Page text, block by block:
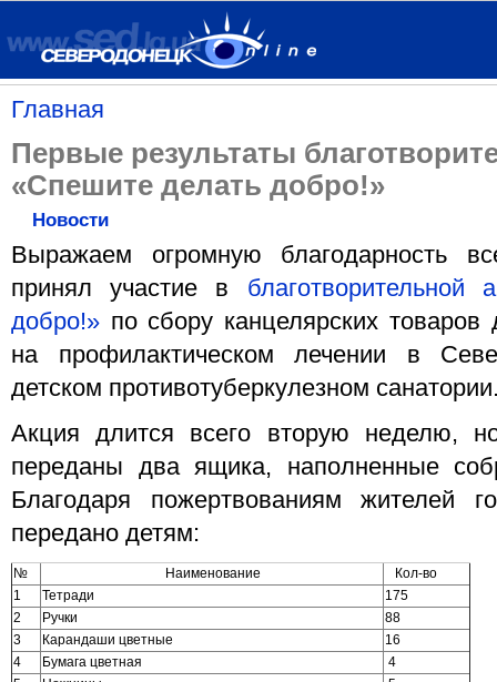
Главная
Первые результаты
«Спешите делать добро!»
Новости
Выражаем огромную благодарность
принял участие в
добро!» по сбору канцелярских
на профилактическом лечении в
детском противотуберкулезном
Акция длится всего вторую неделю,
переданы два ящика, наполненные
Благодаря пожертвованиям жителей
передано детям:
№ Наименование
Кол-во
1
Тетради
175
2
Ручки
88
3
Карандаши цветные
16
4
Бумага цветная
4